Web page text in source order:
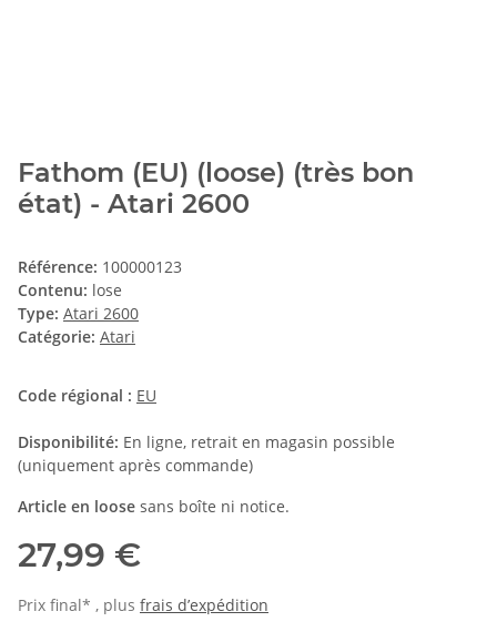
Fathom (EU) (loose) (très bon
état) - Atari 2600
Référence: 100000123
Contenu: lose
Type: Atari 2600
Catégorie: Atari
Code régional : EU
Disponibilité: En ligne, retrait en magasin possible
(uniquement après commande)
Article en loose sans boîte ni notice.
27,99 €
Prix final* , plus frais d’expédition